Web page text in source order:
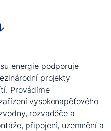
energie podporuje
projekty
Provádíme
vysokonapěťového
rozvaděče a
připojení, uzemnění a